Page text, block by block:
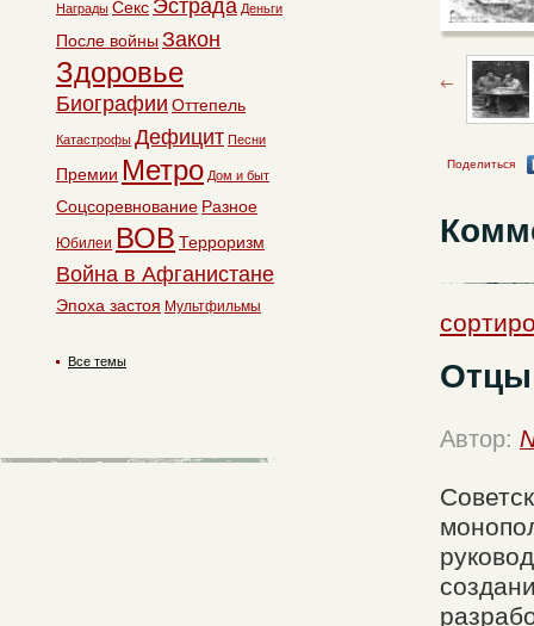
Поделиться
Отцы
Автор:
Награды Секс Эстрада Деньги
После войны Закон
Здоровье
Биографии Оттепель
Катастрофы Дефицит Песни
Премии Метро Дом и быт
Соцсоревнование Разное
Юбилеи ВОВ Терроризм
Война в Афганистане
Эпоха застоя Мультфильмы
Все темы